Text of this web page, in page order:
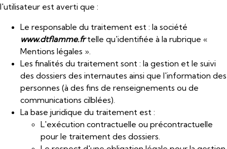
l'utilisateur est averti que :
Le responsable du traitement est : la société
www.dtflamme.frtelle qu'identifiée à la rubrique «
Mentions légales ».
Les finalités du traitement sont : la gestion et le suivi
des dossiers des internautes ainsi que l'information des
personnes (à des fins de renseignements ou de
communications cilblées).
La base juridique du traitement est :
L'exécution contractuelle ou précontractuelle
pour le traitement des dossiers.